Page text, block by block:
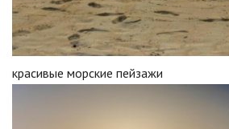
красивые морские пейзажи